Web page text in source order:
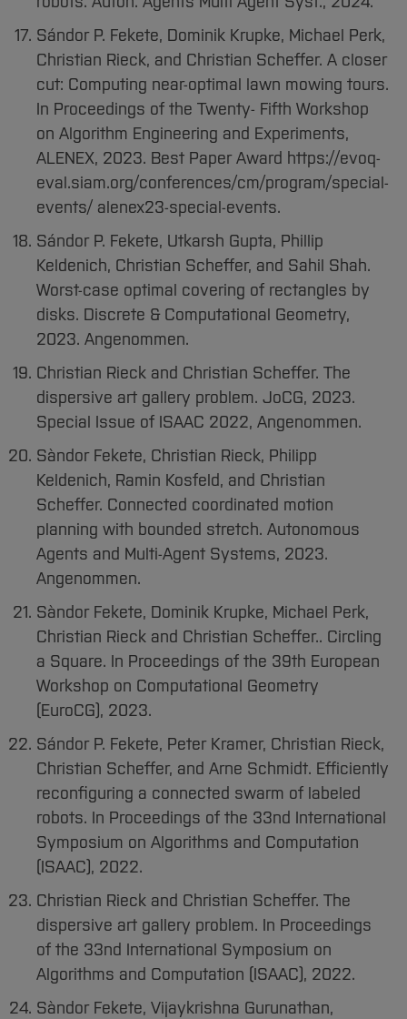
Sándor P. Fekete, Dominik Krupke, Michael Perk,
Christian Rieck, and Christian Scheffer. A closer
cut: Computing near-optimal lawn mowing tours.
In Proceedings of the Twenty- Fifth Workshop
on Algorithm Engineering and Experiments,
ALENEX, 2023. Best Paper Award https://evoq-
eval.siam.org/conferences/cm/program/special-
events/ alenex23-special-events.
Sándor P. Fekete, Utkarsh Gupta, Phillip
Keldenich, Christian Scheffer, and Sahil Shah.
Worst-case optimal covering of rectangles by
disks. Discrete & Computational Geometry,
2023. Angenommen.
Christian Rieck and Christian Scheffer. The
dispersive art gallery problem. JoCG, 2023.
Special Issue of ISAAC 2022, Angenommen.
Sàndor Fekete, Christian Rieck, Philipp
Keldenich, Ramin Kosfeld, and Christian
Scheffer. Connected coordinated motion
planning with bounded stretch. Autonomous
Agents and Multi-Agent Systems, 2023.
Angenommen.
Sàndor Fekete, Dominik Krupke, Michael Perk,
Christian Rieck and Christian Scheffer.. Circling
a Square. In Proceedings of the 39th European
Workshop on Computational Geometry
(EuroCG), 2023.
Sándor P. Fekete, Peter Kramer, Christian Rieck,
Christian Scheffer, and Arne Schmidt. Efficiently
reconfiguring a connected swarm of labeled
robots. In Proceedings of the 33nd International
Symposium on Algorithms and Computation
(ISAAC), 2022.
Christian Rieck and Christian Scheffer. The
dispersive art gallery problem. In Proceedings
of the 33nd International Symposium on
Algorithms and Computation (ISAAC), 2022.
Sàndor Fekete, Vijaykrishna Gurunathan,